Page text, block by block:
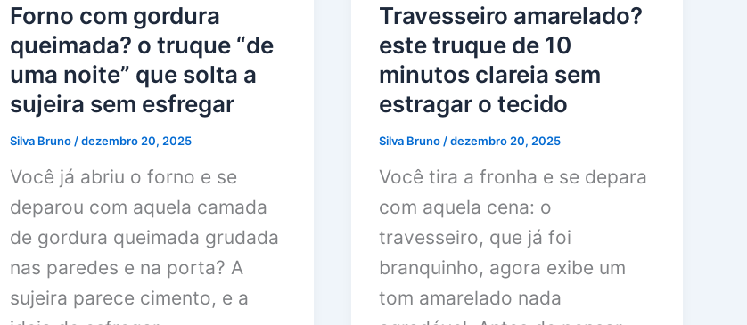
Forno com gordura
queimada? o truque “de
uma noite” que solta a
sujeira sem esfregar
Silva Bruno /dezembro 20, 2025
Você já abriu o forno e se
deparou com aquela camada
de gordura queimada grudada
nas paredes e na porta? A
sujeira parece cimento, e a
Travesseiro amarelado?
este truque de 10
minutos clareia sem
estragar o tecido
Silva Bruno /dezembro 20, 2025
Você tira a fronha e se depara
com aquela cena: o
travesseiro, que já foi
branquinho, agora exibe um
tom amarelado nada